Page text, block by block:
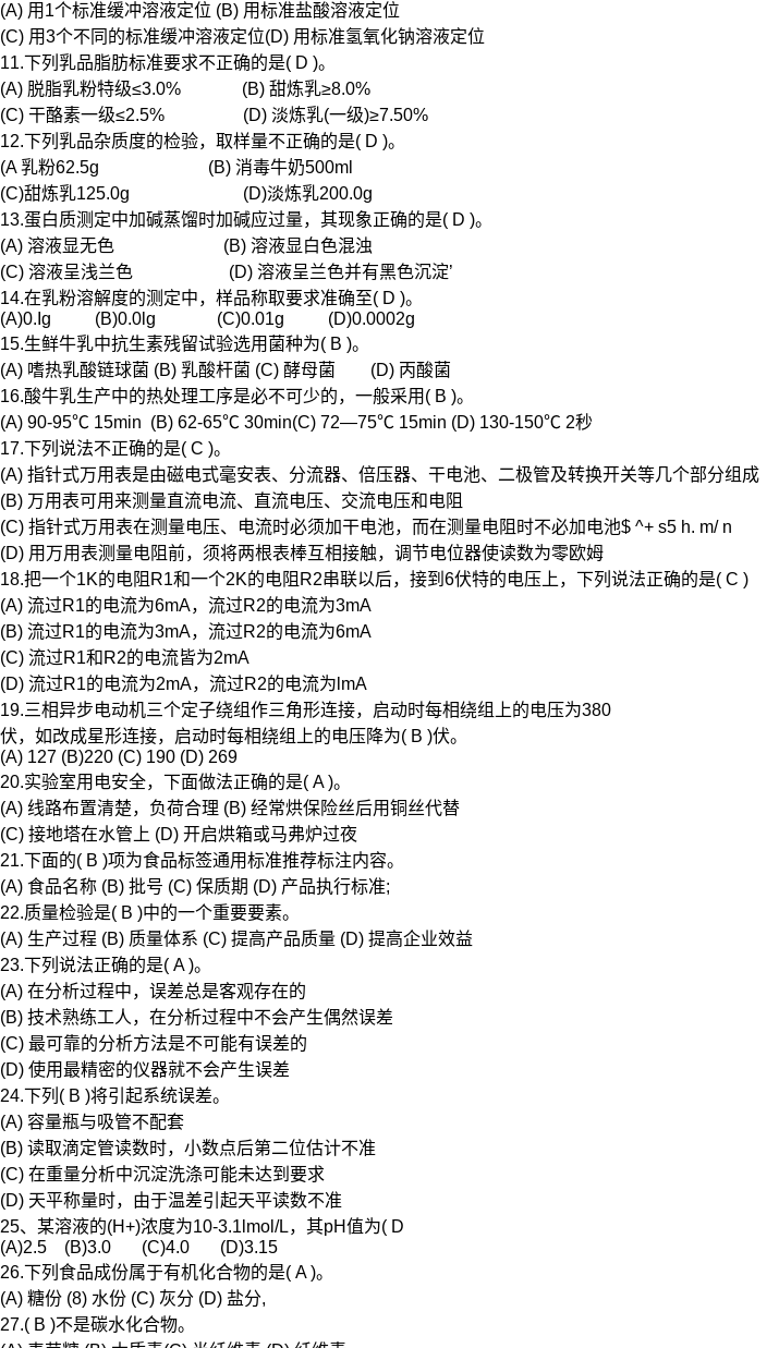
(A) 用1个标准缓冲溶液定位 (B) 用标准盐酸溶液定位
(C) 用3个不同的标准缓冲溶液定位(D) 用标准氢氧化钠溶液定位
11.下列乳品脂肪标准要求不正确的是( D )。
(A) 脱脂乳粉特级≤3.0% (B) 甜炼乳≥8.0%
(C) 干酪素一级≤2.5% (D) 淡炼乳(一级)≥7.50%
12.下列乳品杂质度的检验，取样量不正确的是( D )。
(A 乳粉62.5g (B) 消毒牛奶500ml
(C)甜炼乳125.0g (D)淡炼乳200.0g
13.蛋白质测定中加碱蒸馏时加碱应过量，其现象正确的是( D )。
(A) 溶液显无色 (B) 溶液显白色混浊
(C) 溶液呈浅兰色 (D) 溶液呈兰色并有黑色沉淀’
14.在乳粉溶解度的测定中，样品称取要求准确至( D )。
(A)0.Ig (B)0.0lg (C)0.01g (D)0.0002g
15.生鲜牛乳中抗生素残留试验选用菌种为( B )。
(A) 嗜热乳酸链球菌 (B) 乳酸杆菌 (C) 酵母菌 (D) 丙酸菌
16.酸牛乳生产中的热处理工序是必不可少的，一般采用( B )。
(A) 90-95℃ 15min (B) 62-65℃ 30min(C) 72—75℃ 15min (D) 130-150℃ 2秒
17.下列说法不正确的是( C )。
(A) 指针式万用表是由磁电式毫安表、分流器、倍压器、干电池、二极管及转换开关等几个部分组成
(B) 万用表可用来测量直流电流、直流电压、交流电压和电阻
(C) 指针式万用表在测量电压、电流时必须加干电池，而在测量电阻时不必加电池$ ^+ s5 h. m/ n
(D) 用万用表测量电阻前，须将两根表棒互相接触，调节电位器使读数为零欧姆
18.把一个1K的电阻R1和一个2K的电阻R2串联以后，接到6伏特的电压上，下列说法正确的是( C )
(A) 流过R1的电流为6mA，流过R2的电流为3mA
(B) 流过R1的电流为3mA，流过R2的电流为6mA
(C) 流过R1和R2的电流皆为2mA
(D) 流过R1的电流为2mA，流过R2的电流为lmA
19.三相异步电动机三个定子绕组作三角形连接，启动时每相绕组上的电压为380
伏，如改成星形连接，启动时每相绕组上的电压降为( B )伏。
(A) 127 (B)220 (C) 190 (D) 269
20.实验室用电安全，下面做法正确的是( A )。
(A) 线路布置清楚，负荷合理 (B) 经常烘保险丝后用铜丝代替
(C) 接地塔在水管上 (D) 开启烘箱或马弗炉过夜
21.下面的( B )项为食品标签通用标准推荐标注内容。
(A) 食品名称 (B) 批号 (C) 保质期 (D) 产品执行标准;
22.质量检验是( B )中的一个重要要素。
(A) 生产过程 (B) 质量体系 (C) 提高产品质量 (D) 提高企业效益
23.下列说法正确的是( A )。
(A) 在分析过程中，误差总是客观存在的
(B) 技术熟练工人，在分析过程中不会产生偶然误差
(C) 最可靠的分析方法是不可能有误差的
(D) 使用最精密的仪器就不会产生误差
24.下列( B )将引起系统误差。
(A) 容量瓶与吸管不配套
(B) 读取滴定管读数时，小数点后第二位估计不准
(C) 在重量分析中沉淀洗涤可能未达到要求
(D) 天平称量时，由于温差引起天平读数不准
25、某溶液的(H+)浓度为10-3.1lmol/L，其pH值为( D
(A)2.5 (B)3.0 (C)4.0 (D)3.15
26.下列食品成份属于有机化合物的是( A )。
(A) 糖份 (8) 水份 (C) 灰分 (D) 盐分,
27.( B )不是碳水化合物。